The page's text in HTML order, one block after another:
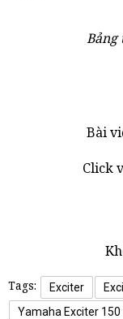
Bảng
Bài
Click
Tags: Exciter
Yamaha Exciter 150